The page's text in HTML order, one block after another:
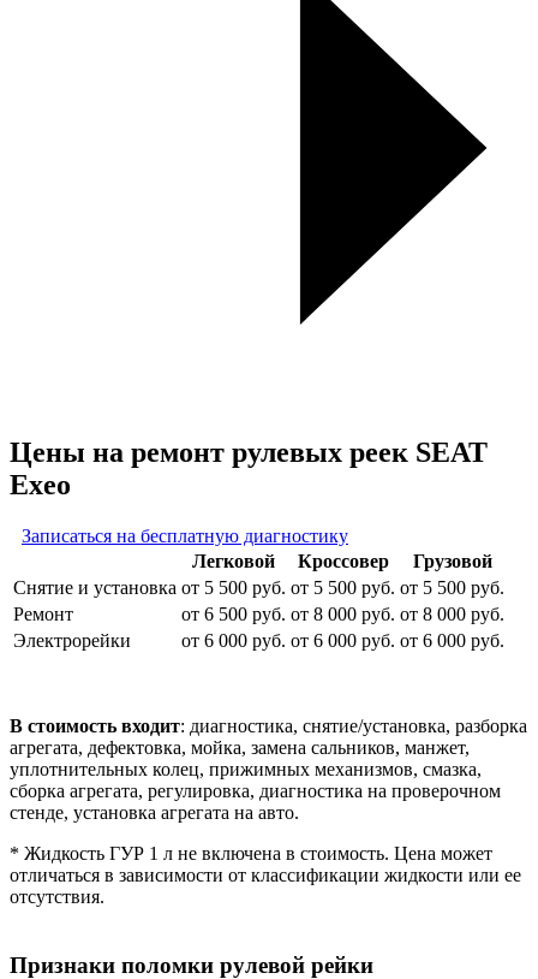
Цены на ремонт рулевых реек SEAT
Exeo
Записаться на бесплатную диагностику
Легковой
Кроссовер
Грузовой
Снятие и установка от 5 500 руб. от 5 500 руб. от 5 500 руб.
Ремонт
от 6 500 руб. от 8 000 руб. от 8 000 руб.
Электрорейки
от 6 000 руб. от 6 000 руб. от 6 000 руб.
В стоимость входит: диагностика, снятие/установка, разборка
агрегата, дефектовка, мойка, замена сальников, манжет,
уплотнительных колец, прижимных механизмов, смазка,
сборка агрегата, регулировка, диагностика на проверочном
стенде, установка агрегата на авто.
* Жидкость ГУР 1 л не включена в стоимость. Цена может
отличаться в зависимости от классификации жидкости или ее
отсутствия.
Признаки поломки рулевой рейки